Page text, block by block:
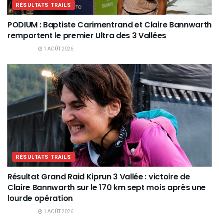
RÉSULTATS TRAILS
PODIUM : Baptiste Carimentrand et Claire Bannwarth
remportent le premier Ultra des 3 Vallées
1 AOÛT 2026
RÉSULTATS TRAILS
Résultat Grand Raid Kiprun 3 Vallée : victoire de
Claire Bannwarth sur le 170 km sept mois après une
lourde opération
1 AOÛT 2026